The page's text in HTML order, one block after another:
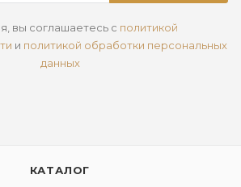
вы соглашаетесь с политикой
и политикой обработки персональных
данных
КАТАЛОГ